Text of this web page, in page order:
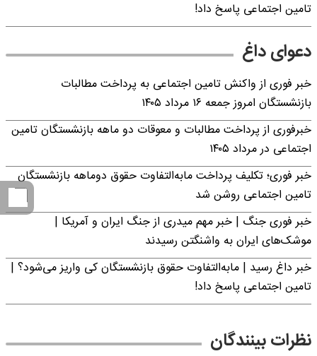
تامین اجتماعی پاسخ داد!
دعوای داغ
خبر فوری از واکنش تامین اجتماعی به پرداخت مطالبات
بازنشستگان امروز جمعه ۱۶ مرداد ۱۴۰۵
خبرفوری از پرداخت مطالبات و معوقات دو ماهه بازنشستگان تامین
اجتماعی در مرداد ۱۴۰۵
خبر فوری؛ تکلیف پرداخت مابه‌التفاوت حقوق دوماهه بازنشستگان
تامین اجتماعی روشن شد
خبر فوری جنگ | خبر مهم میدری از جنگ ایران و آمریکا |
موشک‌های ایران به واشنگتن رسیدند
خبر داغ رسید | مابه‌التفاوت حقوق بازنشستگان کی واریز می‌شود؟ |
تامین اجتماعی پاسخ داد!
نظرات بینندگان